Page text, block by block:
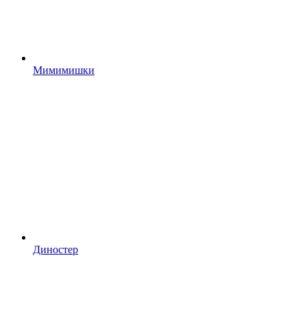
Мимимишки
Диностер